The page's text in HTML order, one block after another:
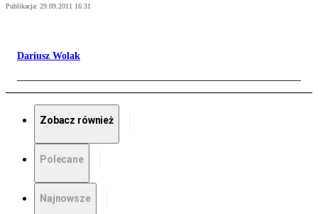
Publikacja: 29.09.2011 16:31
Dariusz Wolak
Zobacz również
Polecane
Najnowsze